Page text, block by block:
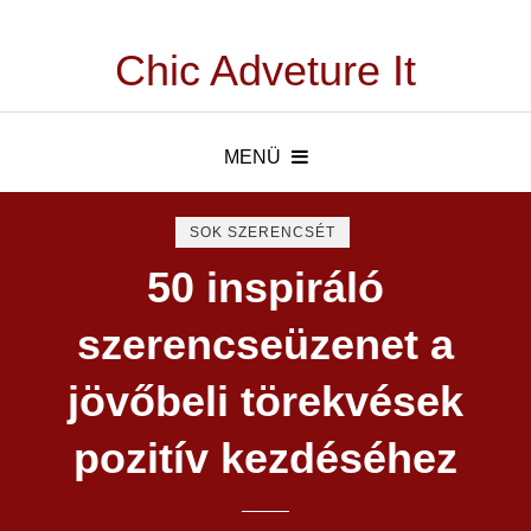
Chic Adveture It
MENÜ
SOK SZERENCSÉT
50 inspiráló
szerencseüzenet a
jövőbeli törekvések
pozitív kezdéséhez